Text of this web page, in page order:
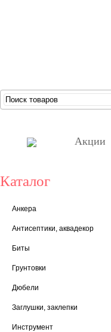
Акции
Каталог
Анкера
Антисептики, аквадекор
Биты
Грунтовки
Дюбели
Заглушки, заклепки
Инструмент